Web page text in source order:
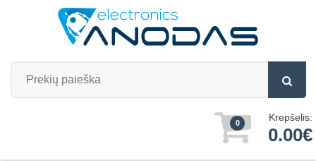
0 Krepšelis:
0.00€